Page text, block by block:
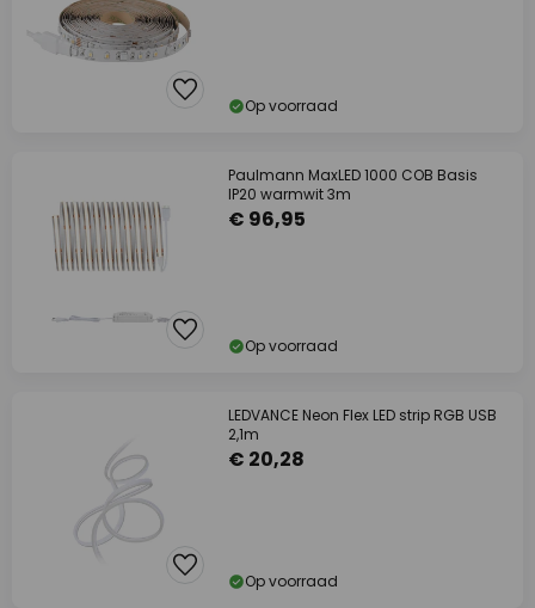
Op voorraad
Paulmann MaxLED 1000 COB Basis
IP20 warmwit 3m
€ 96,95
Op voorraad
LEDVANCE Neon Flex LED strip RGB USB
2,1m
€ 20,28
Op voorraad